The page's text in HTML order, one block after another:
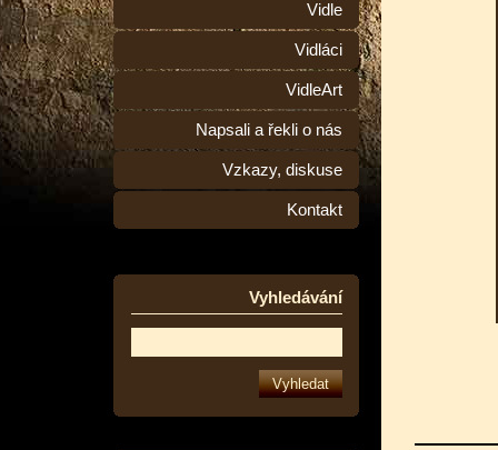
Vidle
Vidláci
VidleArt
Napsali a řekli o nás
Vzkazy, diskuse
Kontakt
Vyhledávání